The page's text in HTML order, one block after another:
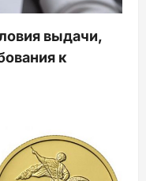
выдачи,
к